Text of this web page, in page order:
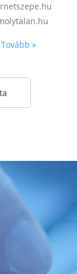
Tovább »